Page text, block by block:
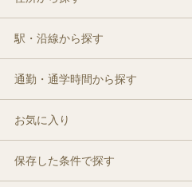
駅・沿線から探す
通勤・通学時間から探す
お気に入り
保存した条件で探す